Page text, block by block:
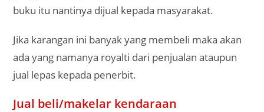
buku itu nantinya dijual kepada masyarakat.
Jika karangan ini banyak yang membeli maka akan
ada yang namanya royalti dari penjualan ataupun
jual lepas kepada penerbit.
Jual beli/makelar kendaraan